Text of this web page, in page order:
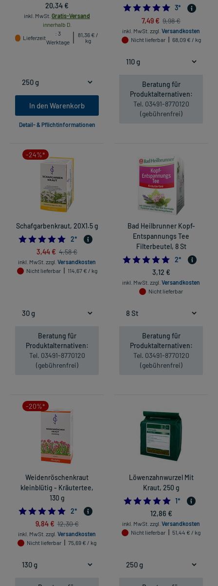
20,34 €
inkl. MwSt. Gratis-Versand
innerhalb D.
Lieferzeit
: 3
Werktage
81,36 € /
kg
In den Warenkorb
Detail- & Pflichtinformationen
5.0
3*
7,49 € 9,98 €
inkl. MwSt. zzgl. Versandkosten
Nicht lieferbar
68,09 € / kg
Beratung für
Produktalternativen:
Tel. 03491-8770120
(gebührenfrei)
-24%*
Schafgarbenkraut, 20X1.5 g
5.0
2*
3,44 € 4,58 €
inkl. MwSt. zzgl. Versandkosten
Nicht lieferbar
114,67 € / kg
Beratung für
Produktalternativen:
Tel. 03491-8770120
(gebührenfrei)
Bad Heilbrunner Kopf-
Entspannungs Tee
Filterbeutel, 8 St
5.0
2*
3,12 €
inkl. MwSt. zzgl. Versandkosten
Nicht lieferbar
Beratung für
Produktalternativen:
Tel. 03491-8770120
(gebührenfrei)
-20%*
Weidenröschenkraut
kleinblütig - Kräutertee,
130 g
5.0
2*
9,84 € 12,30 €
inkl. MwSt. zzgl. Versandkosten
Nicht lieferbar
75,69 € / kg
Löwenzahnwurzel Mit
Kraut, 250 g
5.0
1*
12,86 €
inkl. MwSt. zzgl. Versandkosten
Nicht lieferbar
51,44 € / kg